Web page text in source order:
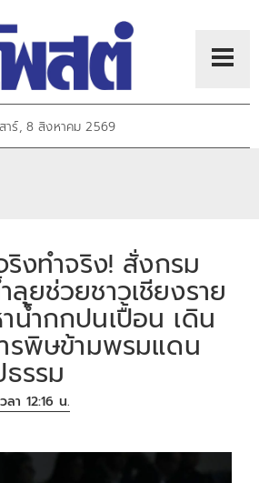
สาร์, 8 สิงหาคม 2569
งทำจริง! สั่งกรม
ยช่วยชาวเชียงราย
น้ำกกปนเปื้อน เดิน
รพิษข้ามพรมแดน
รรม
า 12:16 น.